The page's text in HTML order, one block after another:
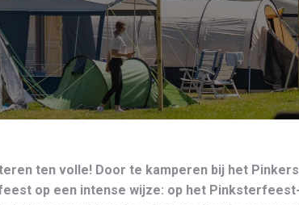
ten volle! Door te kamperen bij het
op een intense wijze: op het